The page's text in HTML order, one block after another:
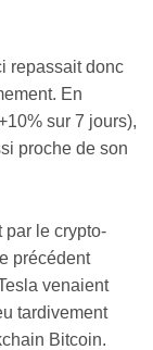
repassait donc
En
sur 7 jours),
proche de son
par le crypto-
précédent
venaient
tardivement
Bitcoin.